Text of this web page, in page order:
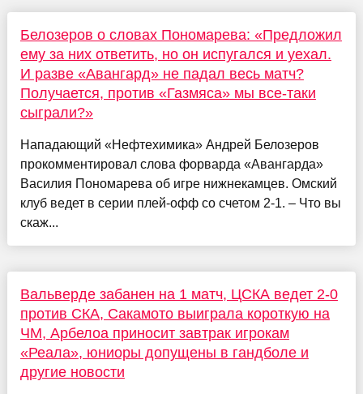
Белозеров о словах Пономарева: «Предложил
ему за них ответить, но он испугался и уехал.
И разве «Авангард» не падал весь матч?
Получается, против «Газмяса» мы все-таки
сыграли?»
Нападающий «Нефтехимика» Андрей Белозеров
прокомментировал слова форварда «Авангарда»
Василия Пономарева об игре нижнекамцев. Омский
клуб ведет в серии плей-офф со счетом 2-1. – Что вы
скаж...
Вальверде забанен на 1 матч, ЦСКА ведет 2-0
против СКА, Сакамото выиграла короткую на
ЧМ, Арбелоа приносит завтрак игрокам
«Реала», юниоры допущены в гандболе и
другие новости